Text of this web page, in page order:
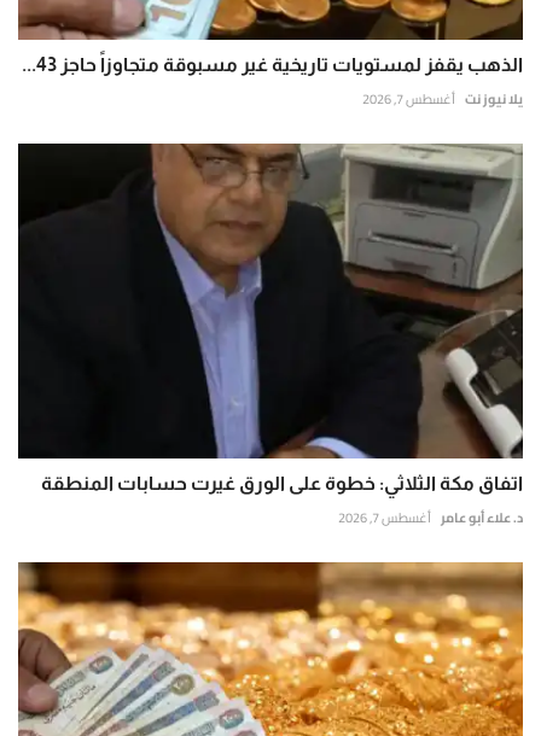
الذهب يقفز لمستويات تاريخية غير مسبوقة متجاوزاً حاجز 43...
يلا نيوز نت أغسطس 7, 2026
اتفاق مكة الثلاثي: خطوة على الورق غيرت حسابات المنطقة
د. علاء أبو عامر أغسطس 7, 2026